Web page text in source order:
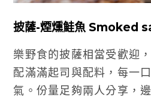
披薩-煙燻鮭魚 Smoked
樂野食的披薩相當受歡迎
配滿滿起司與配料，每一
氣。份量足夠兩人分享，